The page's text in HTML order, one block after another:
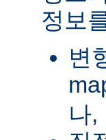
정보
변
나,